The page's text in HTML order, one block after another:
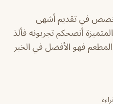
في تقديم أشهى
المتميزة أنصحكم تجربونه فألذ
فهو الأفضل في الخبر